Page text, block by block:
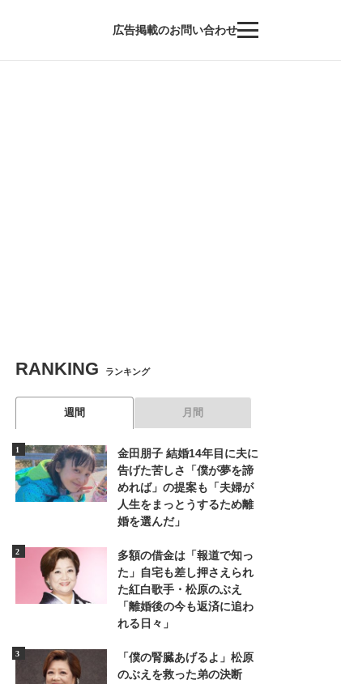
広告掲載のお問い合わせ
RANKING ランキング
週間 月間
金田朋子 結婚14年目に夫に
告げた苦しさ「僕が夢を諦
めれば」の提案も「夫婦が
人生をまっとうするため離
婚を選んだ」
多額の借金は「報道で知っ
た」自宅も差し押さえられ
た紅白歌手・松原のぶえ
「離婚後の今も返済に追わ
れる日々」
「僕の腎臓あげるよ」松原
のぶえを救った弟の決断